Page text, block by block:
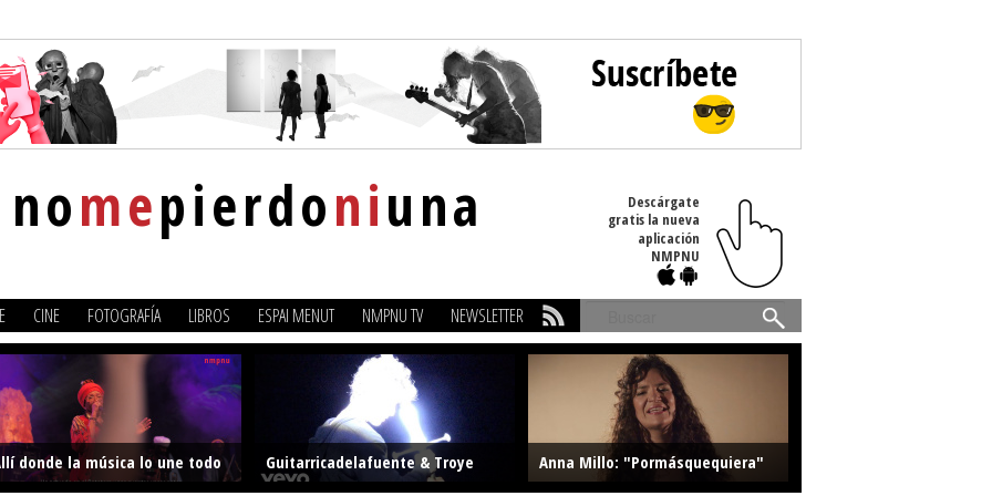
nomepierdoniuna
Descárgate
gratis la nueva
aplicación
NMPNU
CINE FOTOGRAFÍA LIBROS ESPAI MENUT NMPNU TV NEWSLETTER
Buscar
donde la música lo une todo
Guitarricadelafuente & Troye
Anna Millo: "Pormásquequiera"